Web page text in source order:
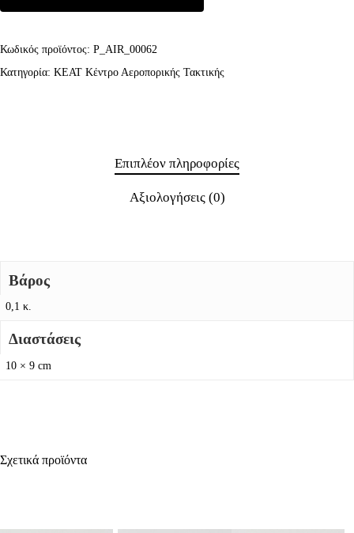
Κωδικός προϊόντος: P_AIR_00062
Κατηγορία: KEAT Κέντρο Αεροπορικής Τακτικής
Επιπλέον πληροφορίες
Αξιολογήσεις (0)
Βάρος
0,1 κ.
Διαστάσεις
10 × 9 cm
Σχετικά προϊόντα